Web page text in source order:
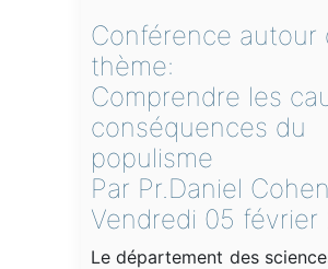
Conférence autour
thème:
Comprendre les
conséquences du
populisme
Par Pr.Daniel Cohen
Vendredi 05 février
Le département des